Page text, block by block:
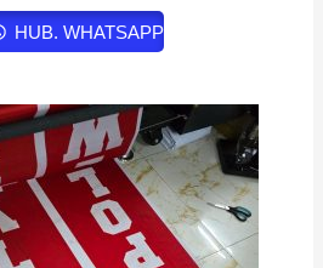
HUB. WHATSAPP